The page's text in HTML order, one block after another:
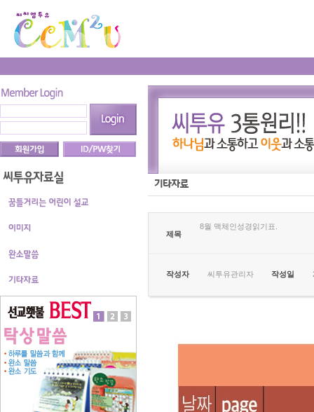
제목
8월 맥체인성경읽기표.
작성자 씨투유관리자 작성일